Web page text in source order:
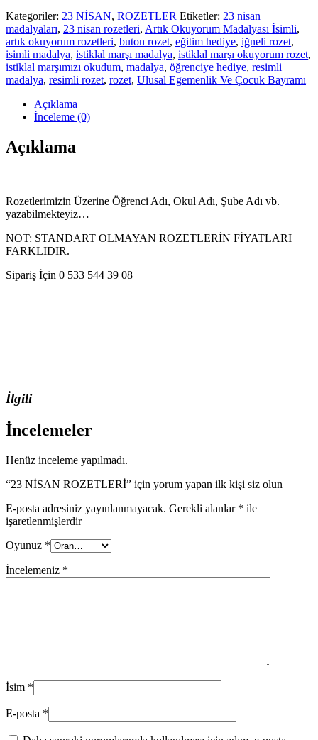
Kategoriler: 23 NİSAN, ROZETLER Etiketler: 23 nisan
madalyaları, 23 nisan rozetleri, Artık Okuyorum Madalyası İsimli,
artık okuyorum rozetleri, buton rozet, eğitim hediye, iğneli rozet,
isimli madalya, istiklal marşı madalya, istiklal marşı okuyorum rozet,
istiklal marşımızı okudum, madalya, öğrenciye hediye, resimli
madalya, resimli rozet, rozet, Ulusal Egemenlik Ve Çocuk Bayramı
Açıklama
İnceleme (0)
Açıklama
Rozetlerimizin Üzerine Öğrenci Adı, Okul Adı, Şube Adı vb.
yazabilmekteyiz…
NOT: STANDART OLMAYAN ROZETLERİN FİYATLARI
FARKLIDIR.
Sipariş İçin 0 533 544 39 08
İlgili
İncelemeler
Henüz inceleme yapılmadı.
“23 NİSAN ROZETLERİ” için yorum yapan ilk kişi siz olun
E-posta adresiniz yayınlanmayacak. Gerekli alanlar * ile
işaretlenmişlerdir
Oyunuz *
İncelemeniz *
İsim *
E-posta *